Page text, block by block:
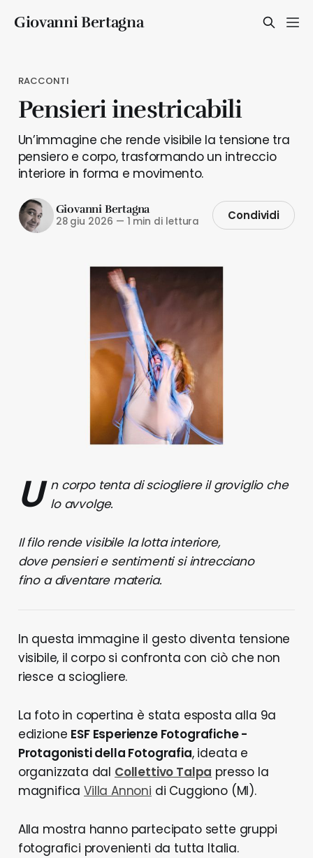
Giovanni Bertagna
RACCONTI
Pensieri inestricabili
Un’immagine che rende visibile la tensione tra
pensiero e corpo, trasformando un intreccio
interiore in forma e movimento.
Giovanni Bertagna
28 giu 2026 — 1 min di lettura Condividi
U n corpo tenta di sciogliere il groviglio che
lo avvolge.
Il filo rende visibile la lotta interiore,
dove pensieri e sentimenti si intrecciano
fino a diventare materia.
In questa immagine il gesto diventa tensione
visibile, il corpo si confronta con ciò che non
riesce a sciogliere.
La foto in copertina è stata esposta alla 9a
edizione ESF Esperienze Fotografiche -
Protagonisti della Fotografia, ideata e
organizzata dal Collettivo Talpa presso la
magnificaVilla Annoni di Cuggiono (MI).
Alla mostra hanno partecipato sette gruppi
fotografici provenienti da tutta Italia.